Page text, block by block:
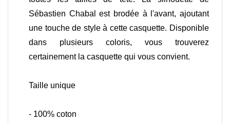
Sébastien Chabal est brodée à l'avant, ajoutant
une touche de style à cette casquette. Disponible
dans plusieurs coloris, vous trouverez
certainement la casquette qui vous convient.
Taille unique
- 100% coton